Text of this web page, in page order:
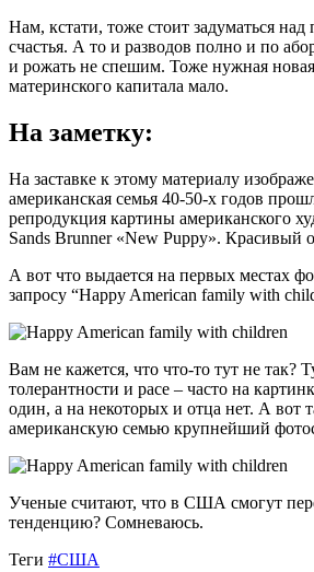
Нам, кстати, тоже стоит задуматься
счастья. А то и разводов полно и по
и рожать не спешим. Тоже нужная
материнского капитала мало.
На заметку:
На заставке к этому материалу
американская семья 40-50-х годов
репродукция картины американского
Sands Brunner «New Puppy». Красивый
А вот что выдается на первых местах
запросу “Happy American family with
Вам не кажется, что что-то тут не так?
толерантности и расе – часто на
один, а на некоторых и отца нет. А вот
американскую семью крупнейший
Ученые считают, что в США смогут
тенденцию? Сомневаюсь.
Теги #США